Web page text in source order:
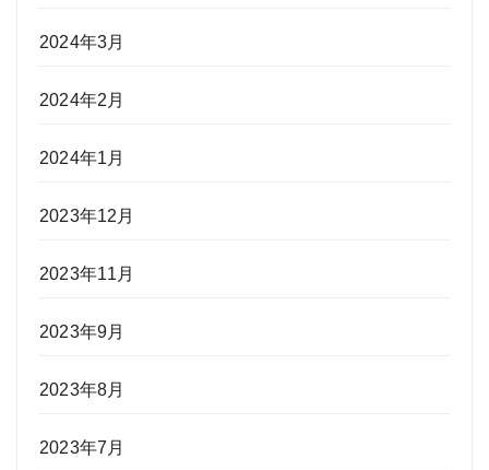
2024年3月
2024年2月
2024年1月
2023年12月
2023年11月
2023年9月
2023年8月
2023年7月